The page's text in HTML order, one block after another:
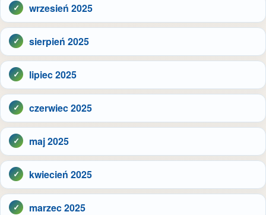
wrzesień 2025
sierpień 2025
lipiec 2025
czerwiec 2025
maj 2025
kwiecień 2025
marzec 2025